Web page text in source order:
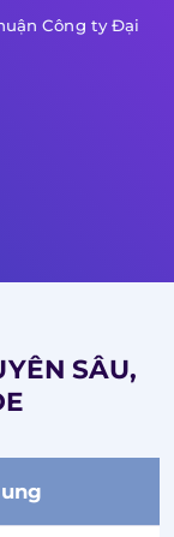
Công ty Đại
SÂU,